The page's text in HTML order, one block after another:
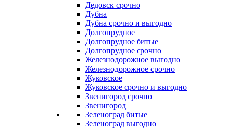
Дедовск срочно
Дубна
Дубна срочно и выгодно
Долгопрудное
Долгопрудное битые
Долгопрудное срочно
Железнодорожное выгодно
Железнодорожное срочно
Жуковское
Жуковское срочно и выгодно
Звенигород срочно
Звенигород
Зеленоград битые
Зеленоград выгодно